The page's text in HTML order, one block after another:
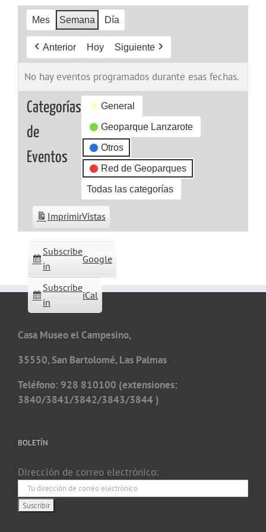
Mes Semana Día
Anterior Hoy Siguiente
No hay eventos programados durante esas fechas.
Categorías
de
Eventos
General
Geoparque Lanzarote
Otros
Red de Geoparques
Todas las categorías
Subscribe
in
Google
Subscribe
in
iCal
ImprimirVistas
Casa Museo el Campesino,
35550, San Bartolomé, Las Palmas
Teléfono: 928 810100 (extensiones:
3840/3841/3842/3843/3844 )
BOLETÍN
Dirección de correo electrónico: